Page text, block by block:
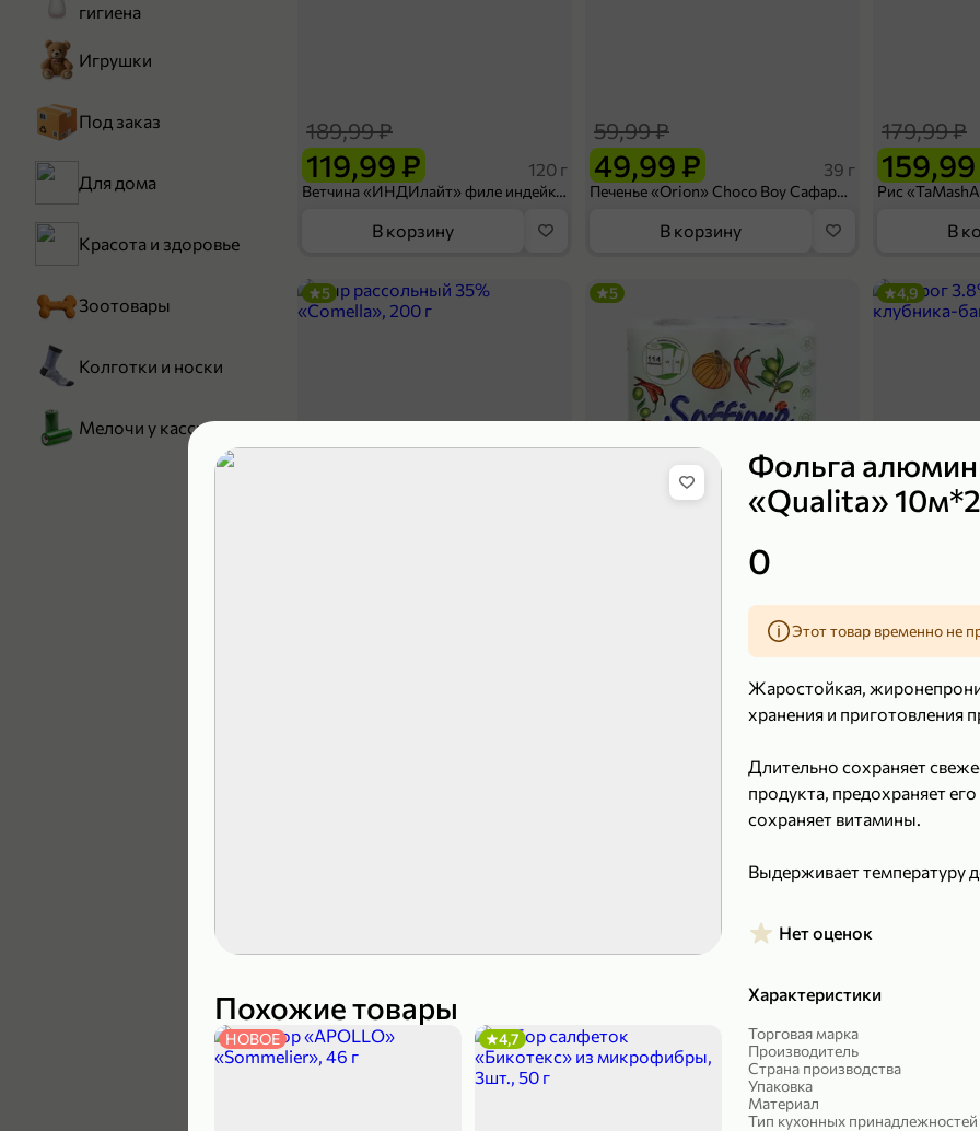
Похожие товары
НОВОЕ 4,7
Фольга
«Qualita»
0
Этот товар временно не
Жаростойкая,
хранения и приготовления
Длительно сохраняет
продукта, предохраняет
сохраняет витамины.
Выдерживает температуру
Нет оценок
Характеристики
Торговая марка
Производитель
Страна производства
Упаковка
Материал
Тип кухонных принадлежностей
гигиена
Игрушки
Под заказ
Для дома
Красота и здоровье
Зоотовары
Колготки и носки
Мелочи у кассы
119,99 ₽
189,99 ₽
120 г
Ветчина «ИНДИлайт» филе индейки Мраморное, в нарезке, 120 г
В корзину
49,99 ₽
59,99 ₽
39 г
Печенье «Orion» Choco Boy Сафари кокос, 39 г
В корзину
179,99 ₽
В
5
Полотенца бумажные «Soffione» MENU, 2 рулона, 120 г
5 4,9
В
189,99 ₽
В корзину
299,99 ₽
300 г
Манго «Good fruit» резаное, 300 г
В корзину